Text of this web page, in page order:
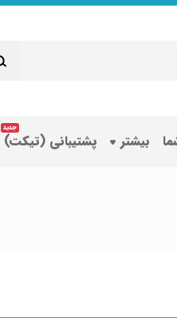
بیشتر پشتیبانی (تیکت)